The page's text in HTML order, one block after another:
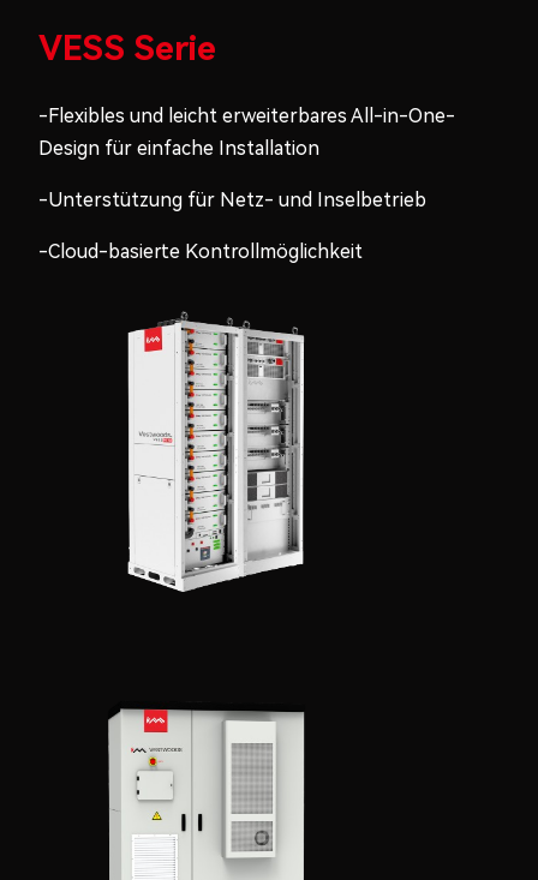
VESS Serie
-Flexibles und leicht erweiterbares All-in-One-
Design für einfache Installation
-Unterstützung für Netz- und Inselbetrieb
-Cloud-basierte Kontrollmöglichkeit